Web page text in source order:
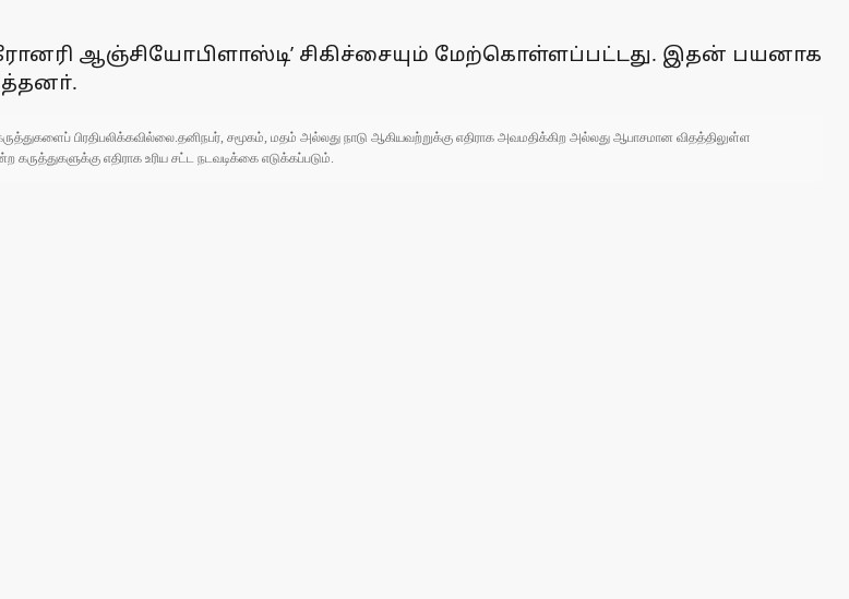
ஆஞ்சியோபிளாஸ்டி’ சிகிச்சையும் மேற்கொள்ளப்பட்டது. இதன் பயனாக
பிரதிபலிக்கவில்லை.தனிநபர், சமூகம், மதம் அல்லது நாடு ஆகியவற்றுக்கு எதிராக அவமதிக்கிற அல்லது ஆபாசமான விதத்திலுள்ள
எதிராக உரிய சட்ட நடவடிக்கை எடுக்கப்படும்.